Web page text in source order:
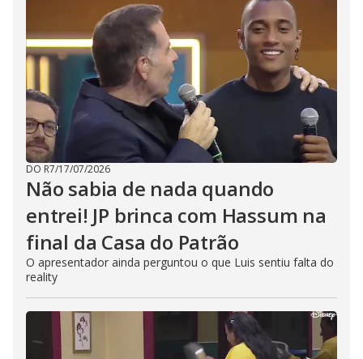
DO R7/17/07/2026
Não sabia de nada quando
entrei! JP brinca com Hassum na
final da Casa do Patrão
O apresentador ainda perguntou o que Luis sentiu falta do
reality